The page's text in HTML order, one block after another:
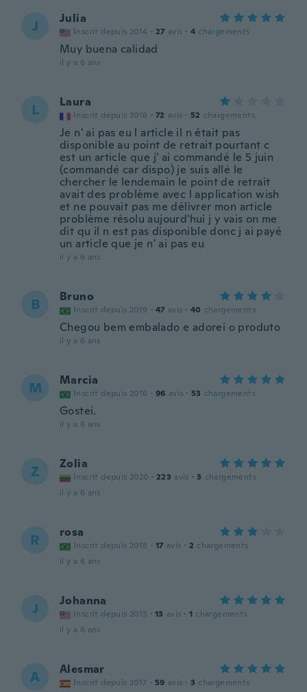
J Julia
Inscrit depuis 2014 · 27 avis · 4 chargements
Muy buena calidad
il y a 6 ans
L Laura
Inscrit depuis 2018 · 72 avis · 52 chargements
Je n' ai pas eu l article il n était pas
disponible au point de retrait pourtant c
est un article que j' ai commandé le 5 juin
(commandé car dispo) je suis allé le
chercher le lendemain le point de retrait
avait des problème avec l application wish
et ne pouvait pas me délivrer mon article
problème résolu aujourd'hui j y vais on me
dit qu il n est pas disponible donc j ai payé
un article que je n' ai pas eu
il y a 6 ans
B Bruno
Inscrit depuis 2019 · 47 avis · 40 chargements
Chegou bem embalado e adorei o produto
il y a 6 ans
M Marcia
Inscrit depuis 2016 · 96 avis · 53 chargements
Gostei.
il y a 6 ans
Z Zolia
Inscrit depuis 2020 · 223 avis · 3 chargements
il y a 6 ans
R rosa
Inscrit depuis 2018 · 17 avis · 2 chargements
il y a 6 ans
J Johanna
Inscrit depuis 2013 · 13 avis · 1 chargements
il y a 6 ans
A Alesmar
Inscrit depuis 2017 · 59 avis · 3 chargements